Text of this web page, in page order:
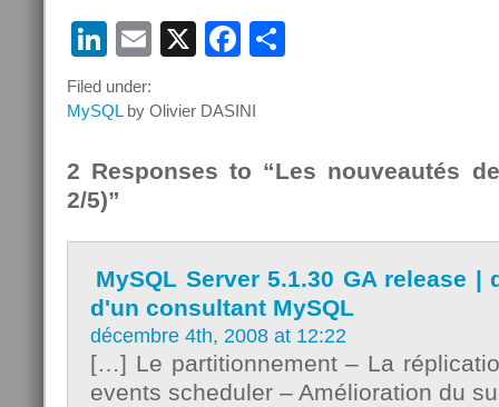
de MySQL. Qu'est-ce qu'un
programmateur
programmateur
d'événements ou « event
de…
LinkedIn
Email
X Facebook
Filed under:
MySQLby Olivier DASINI
2 Responses to “Les nouveautés
2/5)”
MySQL Server 5.1.30 GA release
d'un consultant MySQL
décembre 4th, 2008 at 12:22
[…] Le partitionnement – La
events scheduler – Amélioration du